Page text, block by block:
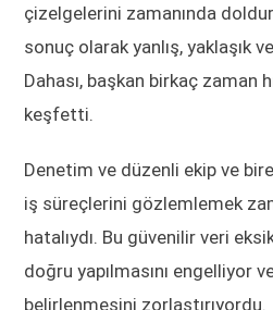
çizelgelerini zamanında
sonuç olarak yanlış, yaklaşık
Dahası, başkan birkaç zaman
keşfetti.
Denetim ve düzenli ekip ve
iş süreçlerini gözlemlemek
hatalıydı. Bu güvenilir veri
doğru yapılmasını engelliyor
belirlenmesini zorlaştırıyordu.